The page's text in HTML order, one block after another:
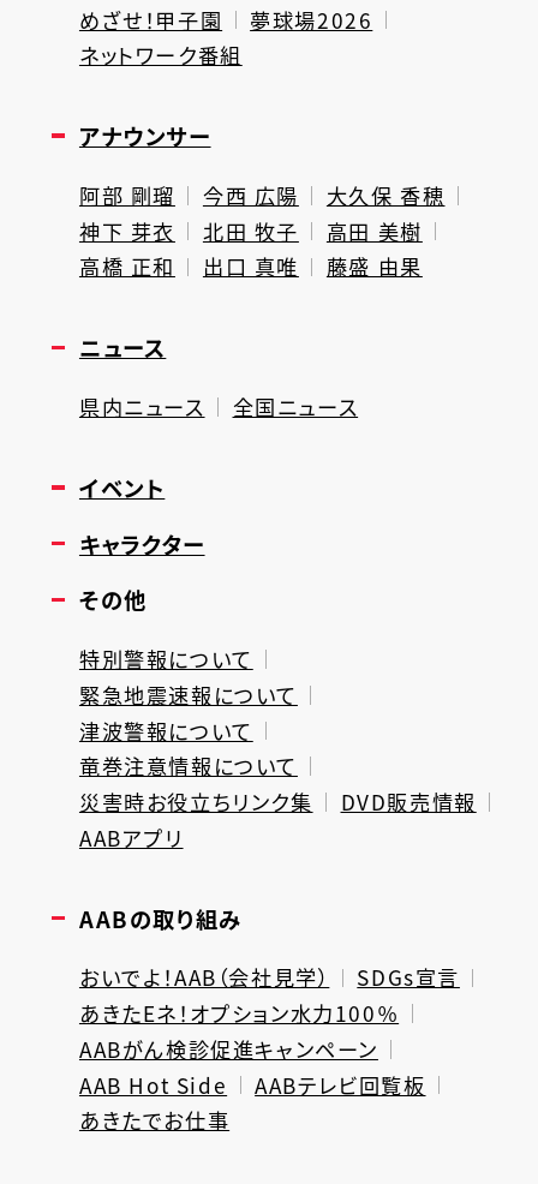
めざせ！甲子園
夢球場2026
ネットワーク番組
アナウンサー
阿部 剛瑠 今西 広陽
大久保 香穂
神下 芽衣
北田 牧子
高田 美樹
高橋 正和
出口 真唯 藤盛 由果
ニュース
県内ニュース 全国ニュース
イベント
キャラクター
その他
特別警報について
緊急地震速報について
津波警報について
竜巻注意情報について
災害時お役立ちリンク集
DVD販売情報
AABアプリ
AABの取り組み
おいでよ！AAB（会社見学）
SDGs宣言
あきたEネ！オプション水力100％
AABがん検診促進キャンペーン
AAB Hot Side
AABテレビ回覧板
あきたでお仕事